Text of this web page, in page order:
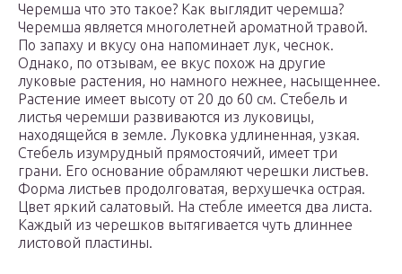
Черемша что это такое? Как выглядит черемша?
Черемша является многолетней ароматной травой.
По запаху и вкусу она напоминает лук, чеснок.
Однако, по отзывам, ее вкус похож на другие
луковые растения, но намного нежнее, насыщеннее.
Растение имеет высоту от 20 до 60 см. Стебель и
листья черемши развиваются из луковицы,
находящейся в земле. Луковка удлиненная, узкая.
Стебель изумрудный прямостоячий, имеет три
грани. Его основание обрамляют черешки листьев.
Форма листьев продолговатая, верхушечка острая.
Цвет яркий салатовый. На стебле имеется два листа.
Каждый из черешков вытягивается чуть длиннее
листовой пластины.